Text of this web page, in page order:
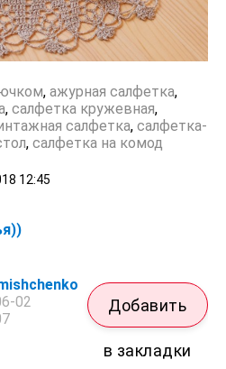
, ажурная салфетка,
, салфетка кружевная,
салфетка, салфетка-
, салфетка на комод
12:45
02
Добавить
в закладки